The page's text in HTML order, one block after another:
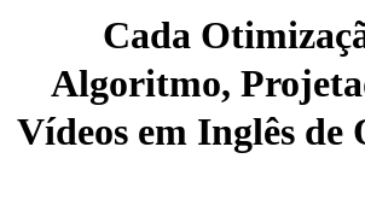
Cada
Algoritmo,
Vídeos em Inglês de